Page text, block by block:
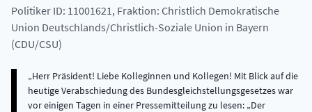
Politiker ID: 11001621, Fraktion: Christlich Demokratische
Union Deutschlands/Christlich-Soziale Union in Bayern
(CDU/CSU)
Herr Präsident! Liebe Kolleginnen und Kollegen! Mit Blick auf die
heutige Verabschiedung des Bundesgleichstellungsgesetzes war
vor einigen Tagen in einer Pressemitteilung zu lesen: „Der